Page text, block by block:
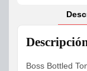
Boss Bottled